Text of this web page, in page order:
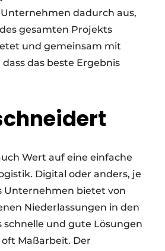
dadurch aus,
gesamten Projekts
und gemeinsam mit
das beste Ergebnis
Wert auf eine einfache
Digital oder anders, je
Unternehmen bietet von
Niederlassungen in den
schnelle und gute Lösungen
Maßarbeit. Der